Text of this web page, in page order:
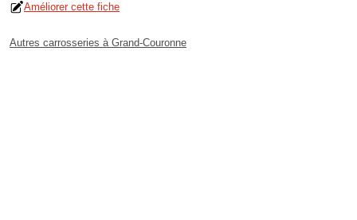
Améliorer cette fiche
Autres carrosseries à Grand-Couronne